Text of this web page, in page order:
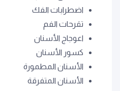
اضطرابات الفك
تقرحات الفم
اعوجاج الأسنان
كسور الأسنان
الأسنان المطمورة
الأسنان المتفرقة